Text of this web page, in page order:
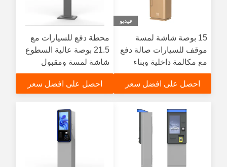
فيديو
15 بوصة شاشة لمسة
موقف للسيارات صالة دفع
مع مكالمة داخلية وبناء
صفيحة فولاذية مغلفة
احصل على افضل سعر
محطة دفع للسيارات مع
21.5 بوصة عالية السطوع
شاشة لمسة ومقبول
العملات النقدية والصرف
كيوسك
احصل على افضل سعر